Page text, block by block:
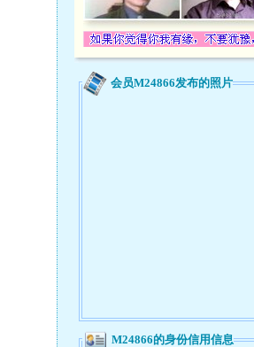
会员M24866发布的照片
M24866的身份信用信息